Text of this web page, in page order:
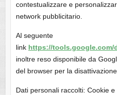
contestualizzare e
network pubblicitario.
Al seguente
link https://
inoltre reso disponibile da
del browser per la
Dati personali raccolti: Cookie e